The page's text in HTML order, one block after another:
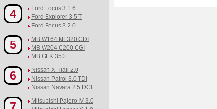
4
Ford Focus 3 1.6
Ford Explorer 3.5 T
Ford Focus 3 2.0
5
MB W164 ML320 CDI
MB W204 C200 CGI
MB GLK 350
6
Nissan X-Trail 2.0
Nissan Patrol 3.0 TDI
Nissan Navara 2.5 DCI
7
Mitsubishi Pajero IV 3.0